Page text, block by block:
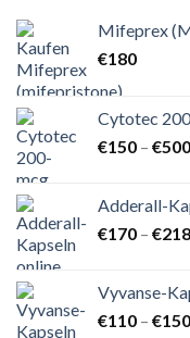
Mifeprex
€180
Cytotec
€150 – €500
Adderall-
€170 – €218
Vyvanse-
€110 – €150